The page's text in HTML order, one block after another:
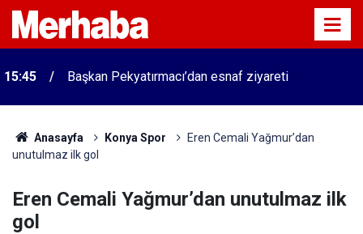
15:45 Başkan Pekyatırmacı’dan esnaf ziyareti
Anasayfa Konya Spor
Eren Cemali Yağmur’dan
unutulmaz ilk gol
Eren Cemali Yağmur’dan unutulmaz ilk
gol